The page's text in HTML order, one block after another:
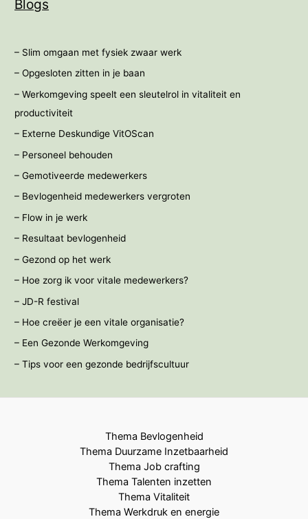
Blogs
– Slim omgaan met fysiek zwaar werk
– Opgesloten zitten in je baan
– Werkomgeving speelt een sleutelrol in vitaliteit en
productiviteit
– Externe Deskundige VitOScan
– Personeel behouden
– Gemotiveerde medewerkers
– Bevlogenheid medewerkers vergroten
– Flow in je werk
– Resultaat bevlogenheid
– Gezond op het werk
– Hoe zorg ik voor vitale medewerkers?
– JD-R festival
– Hoe creëer je een vitale organisatie?
– Een Gezonde Werkomgeving
– Tips voor een gezonde bedrijfscultuur
Thema Bevlogenheid
Thema Duurzame Inzetbaarheid
Thema Job crafting
Thema Talenten inzetten
Thema Vitaliteit
Thema Werkdruk en energie